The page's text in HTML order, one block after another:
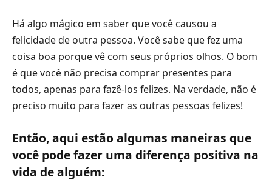
Há algo mágico em saber que você causou a
felicidade de outra pessoa. Você sabe que fez uma
coisa boa porque vê com seus próprios olhos. O bom
é que você não precisa comprar presentes para
todos, apenas para fazê-los felizes. Na verdade, não é
preciso muito para fazer as outras pessoas felizes!
Então, aqui estão algumas maneiras que
você pode fazer uma diferença positiva na
vida de alguém: